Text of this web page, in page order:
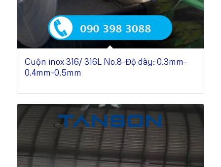
Cuộn inox 316/ 316L No.8-Độ dày: 0.3mm-
0.4mm-0.5mm